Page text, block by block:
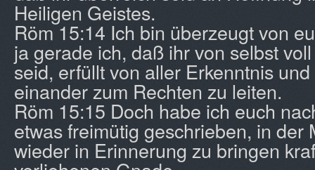
Heiligen Geistes.
Röm 15:14 Ich bin überzeugt von
ja gerade ich, daß ihr von selbst
seid, erfüllt von aller Erkenntnis
einander zum Rechten zu leiten.
Röm 15:15 Doch habe ich euch
etwas freimütig geschrieben, in der
wieder in Erinnerung zu bringen